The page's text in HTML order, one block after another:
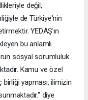
değil,
de Türkiye'nin
YEDAŞ'ın
bu anlamlı
sosyal sorumluluk
Kamu ve özel
yapması, ilimizin
diye